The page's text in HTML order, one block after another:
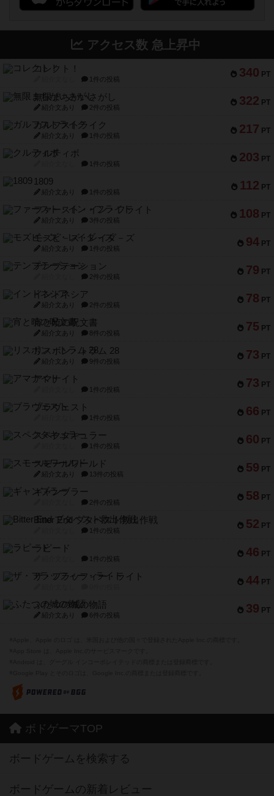
アクセス数 急上昇中
340 PT
コレクト！
1件の投稿
322 PT
無限まちがいさがし
紹介文あり 2件の投稿
217 PT
ガルフストライク
紹介文あり 1件の投稿
203 PT
クルティボ
1件の投稿
112 PT
1809
紹介文あり 1件の投稿
108 PT
ファースト・イン・フライト
紹介文あり 3件の投稿
94 PT
モズビ－ズ・レイダ－ズ
紹介文あり 1件の投稿
79 PT
テンプテーション
2件の投稿
78 PT
インドネシア
紹介文あり 2件の投稿
75 PT
宵と暁の呪文書
紹介文あり 8件の投稿
73 PT
リスボン・トラム 28
紹介文あり 9件の投稿
73 PT
アマナイト
1件の投稿
66 PT
ブラヴェスト
1件の投稿
60 PT
スペクタキュラー
1件の投稿
59 PT
スモールワールド
紹介文あり 13件の投稿
58 PT
ギャンブラー
2件の投稿
52 PT
Bitter End ブタペスト救出作戦
1件の投稿
46 PT
ラピード
1件の投稿
44 PT
ザ・フラッフィー・ライト
39 PT
ふたつの城の物語
紹介文あり 6件の投稿
ボドゲーマTOP
ボードゲームを検索する
ボードゲームの新着レビュー